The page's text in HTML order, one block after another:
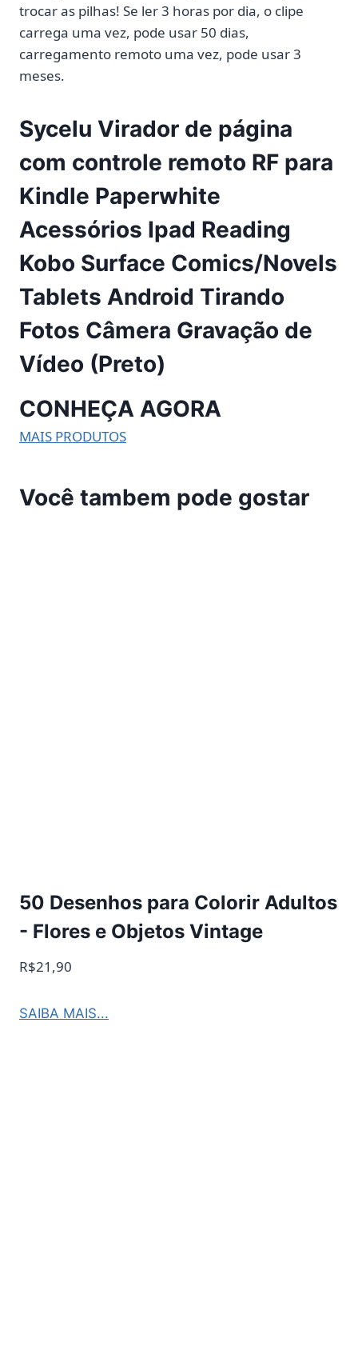
trocar as pilhas! Se ler 3 horas por dia, o clipe
carrega uma vez, pode usar 50 dias,
carregamento remoto uma vez, pode usar 3
meses.
Sycelu Virador de página
com controle remoto RF para
Kindle Paperwhite
Acessórios Ipad Reading
Kobo Surface Comics/Novels
Tablets Android Tirando
Fotos Câmera Gravação de
Vídeo (Preto)
CONHEÇA AGORA
MAIS PRODUTOS
Você tambem pode gostar
50 Desenhos para Colorir Adultos
- Flores e Objetos Vintage
R$21,90
SAIBA MAIS...